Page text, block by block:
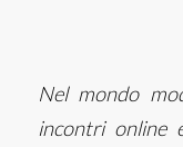
Nel mondo
incontri online